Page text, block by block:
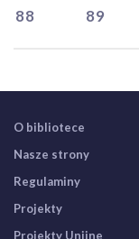
88 89
O bibliotece
Nasze strony
Regulaminy
Projekty
Projekty Unijne